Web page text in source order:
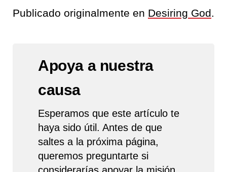
Publicado originalmente en Desiring God.
Apoya a nuestra
causa
Esperamos que este artículo te
haya sido útil. Antes de que
saltes a la próxima página,
queremos preguntarte si